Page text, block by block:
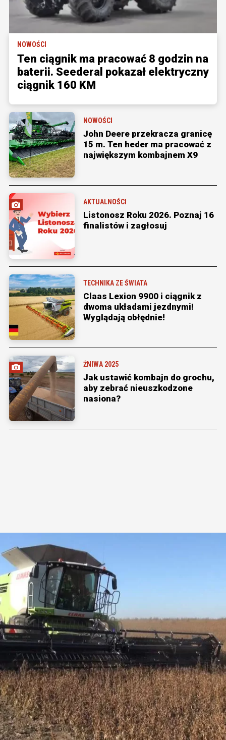
NOWOŚCI
Ten ciągnik ma pracować 8 godzin na
baterii. Seederal pokazał elektryczny
ciągnik 160 KM
NOWOŚCI
John Deere przekracza granicę
15 m. Ten heder ma pracować z
największym kombajnem X9
AKTUALNOŚCI
Listonosz Roku 2026. Poznaj 16
finalistów i zagłosuj
TECHNIKA ZE ŚWIATA
Claas Lexion 9900 i ciągnik z
dwoma układami jezdnymi!
Wyglądają obłędnie!
ŻNIWA 2025
Jak ustawić kombajn do grochu,
aby zebrać nieuszkodzone
nasiona?